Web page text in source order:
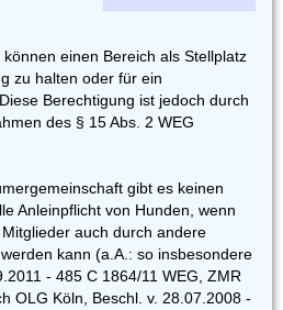
einen Bereich als Stellplatz
zu halten oder für ein
Berechtigung ist jedoch durch
des § 15 Abs. 2 WEG
gibt es keinen
Anleinpflicht von Hunden, wenn
auch durch andere
kann (a.A.: so insbesondere
- 485 C 1864/11 WEG, ZMR
OLG Köln, Beschl. v. 28.07.2008 -